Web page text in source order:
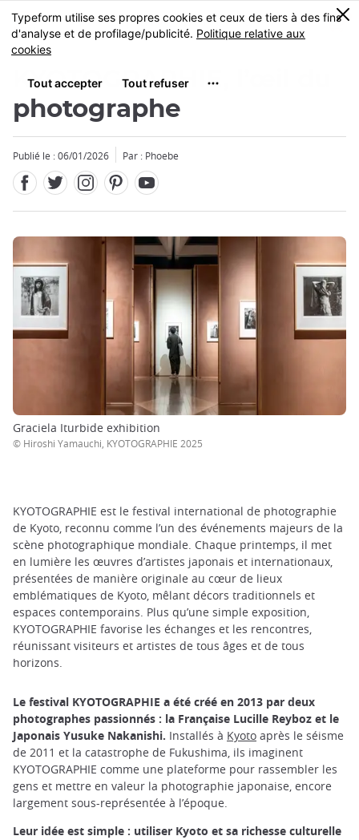
Skip
to
main
MENU
0
KYOTOGRAPHIE, l’œil du
photographe
Publié le : 06/01/2026 Par : Phoebe
Graciela Iturbide exhibition
©︎ Hiroshi Yamauchi, KYOTOGRAPHIE 2025
KYOTOGRAPHIE est le festival international de photographie
de Kyoto, reconnu comme l’un des événements majeurs de la
scène photographique mondiale. Chaque printemps, il met
en lumière les œuvres d’artistes japonais et internationaux,
présentées de manière originale au cœur de lieux
emblématiques de Kyoto, mêlant décors traditionnels et
espaces contemporains. Plus qu’une simple exposition,
KYOTOGRAPHIE favorise les échanges et les rencontres,
réunissant visiteurs et artistes de tous âges et de tous
horizons.
Le festival KYOTOGRAPHIE a été créé en 2013 par deux
photographes passionnés : la Française Lucille Reyboz et le
Japonais Yusuke Nakanishi. Installés à Kyoto après le séisme
de 2011 et la catastrophe de Fukushima, ils imaginent
KYOTOGRAPHIE comme une plateforme pour rassembler les
gens et mettre en valeur la photographie japonaise, encore
largement sous-représentée à l’époque.
Leur idée est simple : utiliser Kyoto et sa richesse culturelle